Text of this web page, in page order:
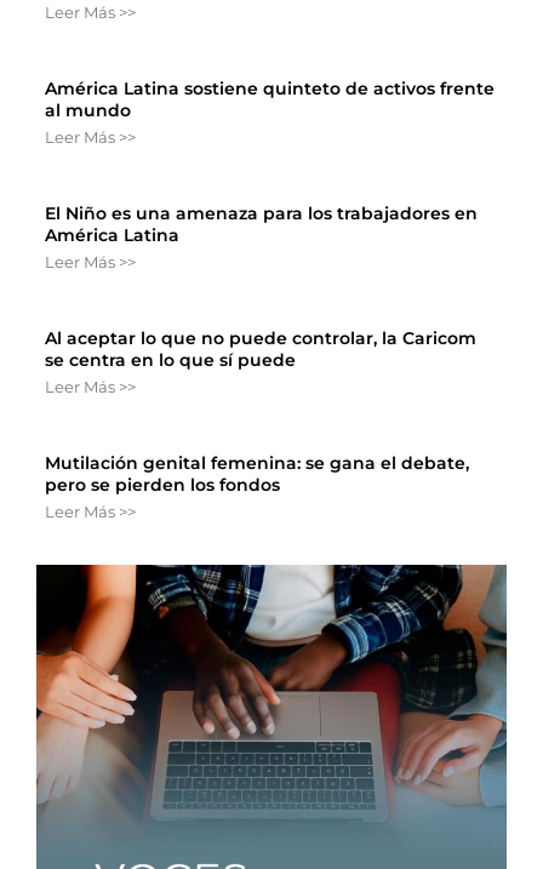
Leer Más >>
América Latina sostiene quinteto de activos frente
al mundo
Leer Más >>
El Niño es una amenaza para los trabajadores en
América Latina
Leer Más >>
Al aceptar lo que no puede controlar, la Caricom
se centra en lo que sí puede
Leer Más >>
Mutilación genital femenina: se gana el debate,
pero se pierden los fondos
Leer Más >>